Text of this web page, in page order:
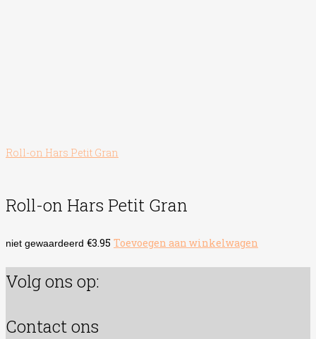
Roll-on Hars Petit Gran
Roll-on Hars Petit Gran
niet gewaardeerd €3.95 Toevoegen aan winkelwagen
Volg ons op:
Contact ons